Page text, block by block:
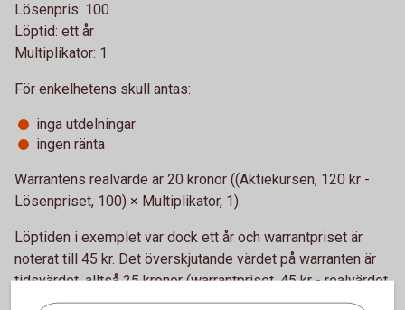
Lösenpris: 100
Löptid: ett år
Multiplikator: 1
För enkelhetens skull antas:
inga utdelningar
ingen ränta
Warrantens realvärde är 20 kronor ((Aktiekursen, 120 kr -
Lösenpriset, 100) × Multiplikator, 1).
Löptiden i exemplet var dock ett år och warrantpriset är
noterat till 45 kr. Det överskjutande värdet på warranten är
tidsvärdet, alltså 25 kronor (warrantpriset, 45 kr - realvärdet,
20 kr).